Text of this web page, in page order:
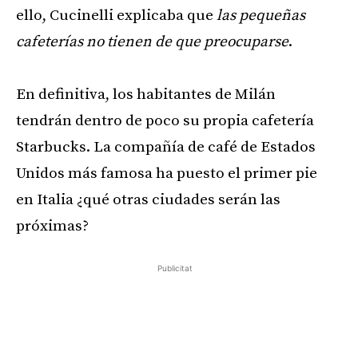
ello, Cucinelli explicaba que las pequeñas
cafeterías no tienen de que preocuparse.
En definitiva, los habitantes de Milán
tendrán dentro de poco su propia cafetería
Starbucks. La compañía de café de Estados
Unidos más famosa ha puesto el primer pie
en Italia ¿qué otras ciudades serán las
próximas?
Publicitat